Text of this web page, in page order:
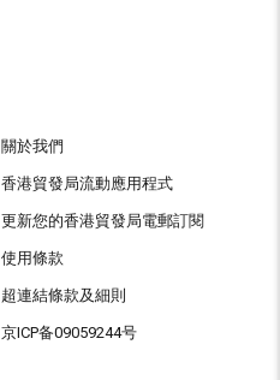
關於我們
香港貿發局流動應用程式
更新您的香港貿發局電郵訂閱
使用條款
超連結條款及細則
京ICP备09059244号